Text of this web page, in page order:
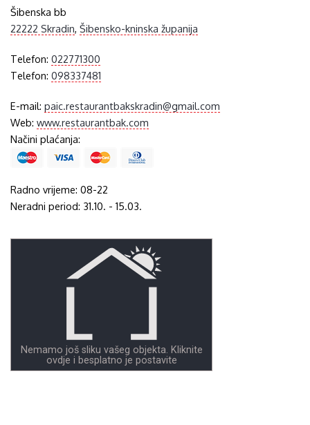
Šibenska bb
22222 Skradin,Šibensko-kninska županija
Telefon:022771300
Telefon:098337481
E-mail:paic.restaurantbakskradin@gmail.com
Web:www.restaurantbak.com
Načini plaćanja:
Radno vrijeme: 08-22
Neradni period: 31.10. - 15.03.
Nemamo još sliku vašeg objekta. Kliknite
ovdje i besplatno je postavite